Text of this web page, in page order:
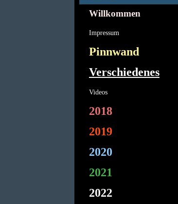
Willkommen
Impressum
Pinnwand
Verschiedenes
Videos
2018
2019
2020
2021
2022